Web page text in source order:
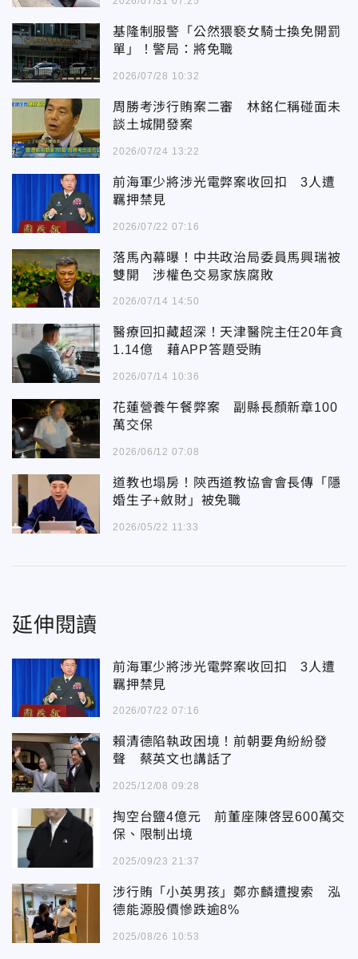
基隆制服警「公然猥褻女騎士換免開罰
單」！警局：將免職
2026/07/28 10:32
周勝考涉行賄案二審 林銘仁稱碰面未
談土城開發案
2026/07/24 13:22
前海軍少將涉光電弊案收回扣 3人遭
羈押禁見
2026/07/22 07:16
落馬內幕曝！中共政治局委員馬興瑞被
雙開 涉權色交易家族腐敗
2026/07/14 14:50
醫療回扣藏超深！天津醫院主任20年貪
1.14億 藉APP答題受賄
2026/07/14 10:36
花蓮營養午餐弊案 副縣長顏新章100
萬交保
2026/06/12 07:08
道教也塌房！陝西道教協會會長傳「隱
婚生子+斂財」被免職
2026/05/22 11:33
延伸閱讀
前海軍少將涉光電弊案收回扣 3人遭
羈押禁見
2026/07/22 07:16
賴清德陷執政困境！前朝要角紛紛發
聲 蔡英文也講話了
2025/12/08 09:28
掏空台鹽4億元 前董座陳啓昱600萬交
保、限制出境
2025/09/23 21:37
涉行賄「小英男孩」鄭亦麟遭搜索 泓
德能源股價慘跌逾8%
2025/08/26 10:53